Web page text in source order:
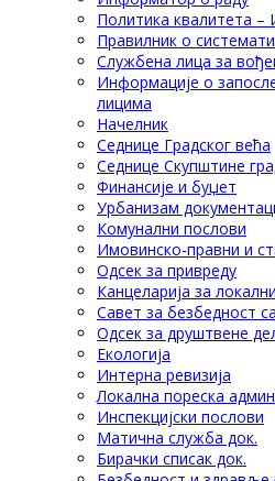
Политика квалитета –
Правилник о
Службена лица за
Информације о
лицима
Начелник
Седнице Градског већа
Седнице Скупштине
Финансије и буџет
Урбанизам
Комунални послови
Имовинско-правни и
Одсек за привреду
Канцеларија за
Савет за безбедност
Одсек за друштвене
Eкологија
Интерна ревизија
Локална пореска
Инспекцијски послови
Матична служба док.
Бирачки списак док.